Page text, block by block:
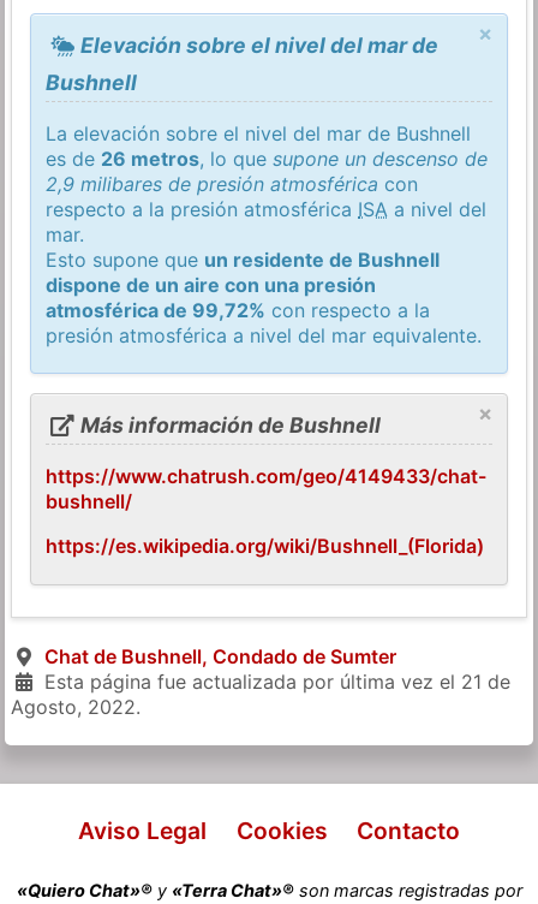
×
Elevación sobre el nivel del mar de
Bushnell
La elevación sobre el nivel del mar de Bushnell
es de 26 metros, lo quesupone un descenso de
2,9 milibares de presión atmosférica con
respecto a la presión atmosférica ISA a nivel del
mar.
Esto supone que un residente de Bushnell
dispone de un aire con una presión
atmosférica de 99,72% con respecto a la
presión atmosférica a nivel del mar equivalente.
×
Más información de Bushnell
https://www.chatrush.com/geo/4149433/chat-
bushnell/
https://es.wikipedia.org/wiki/Bushnell_(Florida)
Chat de Bushnell, Condado de Sumter
Esta página fue actualizada por última vez el 21 de
Agosto, 2022.
Aviso Legal Cookies Contacto
«Quiero Chat»®y «Terra Chat»®son marcas registradas por